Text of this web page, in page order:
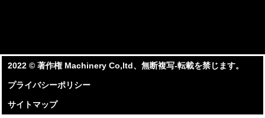
2022 ©️ 著作権 Machinery Co,ltd、無断複写-転載を禁じます。
プライバシーポリシー
サイトマップ